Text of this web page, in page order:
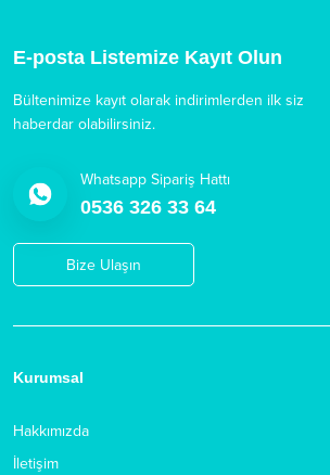
E-posta Listemize Kayıt Olun
Bültenimize kayıt olarak indirimlerden ilk siz
haberdar olabilirsiniz.
Whatsapp Sipariş Hattı
0536 326 33 64
Bize Ulaşın
Kurumsal
Hakkımızda
İletişim